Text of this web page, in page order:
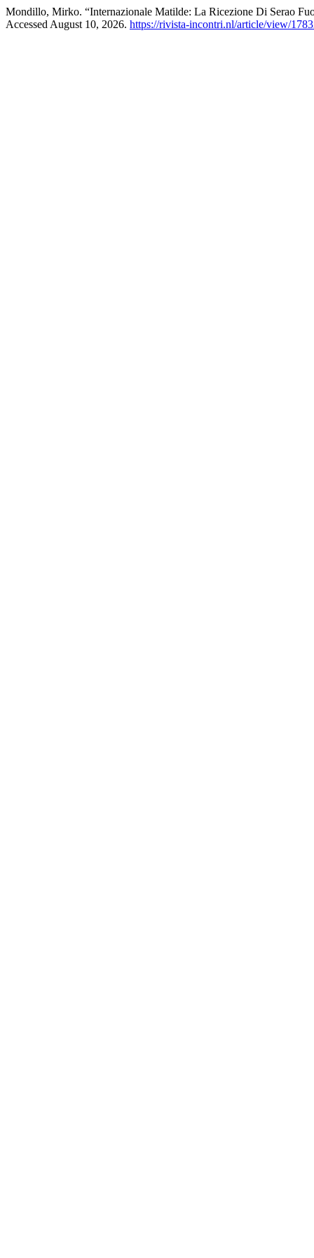
Mondillo, Mirko. “Internazionale Matilde: La Ricezione Di Serao
Accessed August 10, 2026. https://rivista-incontri.nl/article/view/